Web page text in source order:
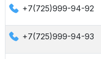
+7(725)999-94-92
+7(725)999-94-93